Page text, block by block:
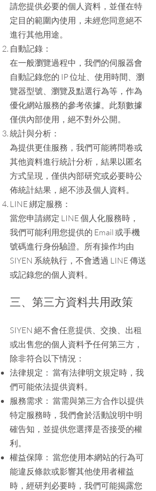
請您提供必要的個人資料，並僅在特
定目的範圍內使用，未經您同意絕不
進行其他用途。
自動記錄：
在一般瀏覽過程中，我們的伺服器會
自動記錄您的 IP 位址、使用時間、瀏
覽器型號、瀏覽及點選行為等，作為
優化網站服務的參考依據。此類數據
僅供內部使用，絕不對外公開。
統計與分析：
為提供更佳服務，我們可能將問卷或
其他資料進行統計分析，結果以匿名
方式呈現，僅供內部研究或必要時公
佈統計結果，絕不涉及個人資料。
LINE 綁定服務：
當您申請綁定 LINE 個人化服務時，
我們可能利用您提供的 Email 或手機
號碼進行身份驗證。所有操作均由
SIYEN 系統執行，不會透過 LINE 傳送
或記錄您的個人資料。
三、第三方資料共用政策
SIYEN 絕不會任意提供、交換、出租
或出售您的個人資料予任何第三方，
除非符合以下情況：
法律規定： 當有法律明文規定時，我
們可能依法提供資料。
服務需求： 當需與第三方合作以提供
特定服務時，我們會於活動說明中明
確告知，並提供您選擇是否接受的權
利。
權益保障： 當您使用本網站的行為可
能違反條款或影響其他使用者權益
時，經研判必要時，我們可能揭露您